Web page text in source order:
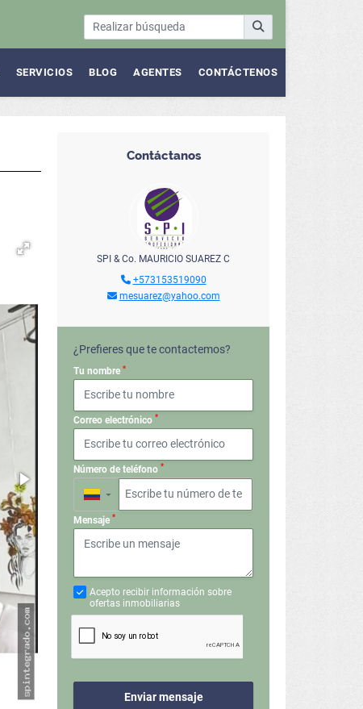
SERVICIOS BLOG AGENTES CONTÁCTENOS
Contáctanos
SPI & Co. MAURICIO SUAREZ C
+573153519090
mesuarez@yahoo.com
¿Prefieres que te contactemos?
Tu nombre *
Correo electrónico *
Número de teléfono *
▼
Mensaje *
Acepto recibir información sobre
ofertas inmobiliarias
Enviar mensaje